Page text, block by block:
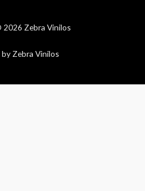
Zebra Vinilos
Zebra Vinilos